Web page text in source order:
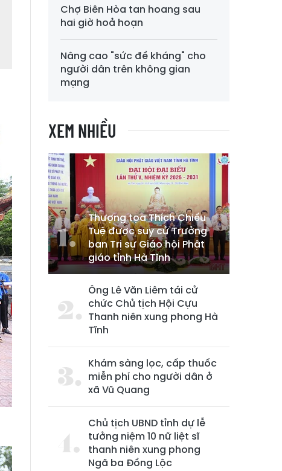
Chợ Biên Hòa tan hoang sau
hai giờ hoả hoạn
Nâng cao "sức đề kháng" cho
người dân trên không gian
mạng
XEM NHIỀU
Thượng tọa Thích Chiếu
Tuệ được suy cử Trưởng
ban Trị sự Giáo hội Phật
giáo tỉnh Hà Tĩnh
Ông Lê Văn Liêm tái cử
chức Chủ tịch Hội Cựu
Thanh niên xung phong Hà
Tĩnh
Khám sàng lọc, cấp thuốc
miễn phí cho người dân ở
xã Vũ Quang
Chủ tịch UBND tỉnh dự lễ
tưởng niệm 10 nữ liệt sĩ
thanh niên xung phong
Ngã ba Đồng Lộc